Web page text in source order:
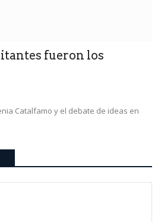
fueron los
Catalfamo y el debate de ideas en